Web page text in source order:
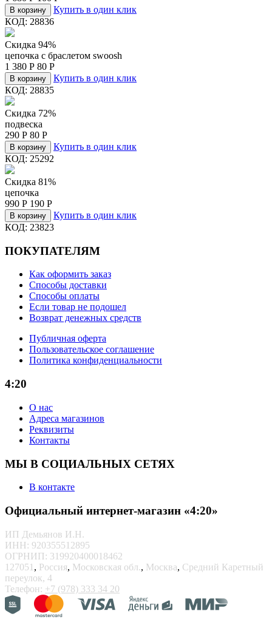
В корзину
Купить в один клик
КОД: 28836
Скидка 94%
цепочка c браслетом swoosh
1 380 Р 80 Р
В корзину
Купить в один клик
КОД: 28835
Скидка 72%
подвеска
290 Р 80 Р
В корзину
Купить в один клик
КОД: 25292
Скидка 81%
цепочка
990 Р 190 Р
В корзину
Купить в один клик
КОД: 23823
ПОКУПАТЕЛЯМ
Как оформить заказ
Способы доставки
Способы оплаты
Если товар не подошел
Возврат денежных средств
Публичная оферта
Пользовательское соглашение
Политика конфиденциальности
4:20
О нас
Адреса магазинов
Реквизиты
Контакты
МЫ В СОЦИАЛЬНЫХ СЕТЯХ
В контакте
Официальный интернет-магазин «4:20»
ИП Демьянов И.Н.
ИНН: 920355512895
ОГРНИП: 319920400018462
127051 , Россия, Московская обл., Москва, Средний Каретный
переулок, 4
Телефон: +7 (978) 333 34 20